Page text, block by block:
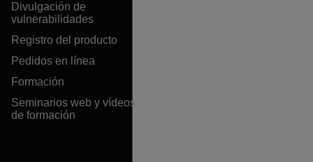
Divulgación de
vulnerabilidades
Registro del producto
Pedidos en línea
Formación
Seminarios web y vídeos
de formación